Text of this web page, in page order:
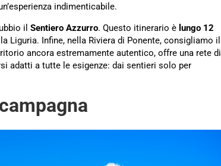
indimenticabile.
il Sentiero Azzurro. Questo itinerario è lungo 12
Liguria. Infine, nella Riviera di Ponente, consigliamo il
ancora estremamente autentico, offre una rete di
adatti a tutte le esigenze: dai sentieri solo per